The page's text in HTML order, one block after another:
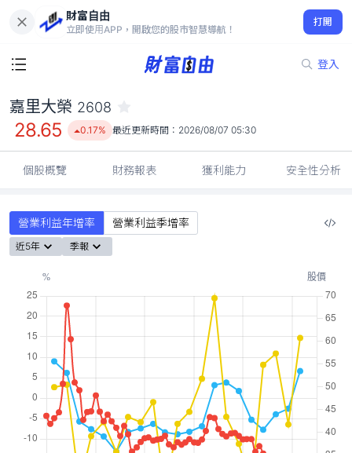
財富自由
立即使用APP，開啟您的股市智慧導航！
打開
登入
28.65
0.17%
嘉里大榮 2608
28.65 0.17% 最近更新時間： 2026/08/07 05:30
個股概覽 財務報表 獲利能力 安全性分析
營業利益年增率 營業利益季增率
近5年 季報